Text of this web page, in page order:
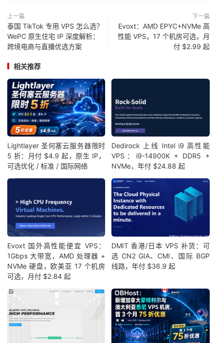
上一篇
泰国 TikTok 专用 VPS 怎么选？
WePC 原生住宅 IP 深度解析：
跨境电商与直播优选方案
下一篇
Evoxt：AMD EPYC+NVMe 高
性能 VPS，17 个机房可选，月
付 $2.99 起
相关推荐
Lightlayer 圣何塞云服务器限时
5 折：月付 $4.9 起，原生 IP，
可选优化 / 标准 / 国际网络
Dedirock 上线 Intel i9 高性能
VPS：i9-14900K + DDR5 +
NVMe，年付 $24.88 起
Evoxt 国外高性能便宜 VPS：
1Gbps 大带宽，AMD 处理器 +
NVMe 硬盘，欧美亚 17 个机房
可选，月付 $2.84 起
DMIT 香港/日本 VPS 补货：可
选 CN2 GIA、CMI、国际 BGP
线路，年付 $36.9 起